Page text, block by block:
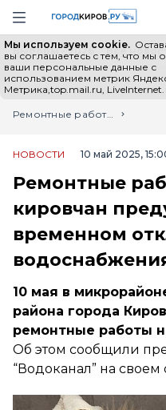
Навигация сайта
Мы используем cookie.
вы соглашаетесь с тем, что мы
ваши персональные данные с
использованием метрик
Метрика,top.mail.ru, LiveInternet.
Выборы - 2026 Все
Главная
Лента новостей
Ремонтные работы на сетях: кировчан предупредили о временном отключении водоснабжения
НОВОСТИ 10 май 2025,
Ремонтные
кировчан
временном
10 мая в
района города
ремонтные работы
Об этом сообщили
“Водоканал” на